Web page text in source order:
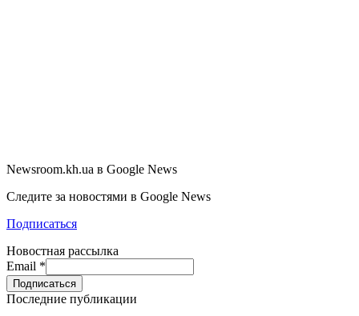
Newsroom.kh.ua в Google News
Следите за новостями в Google News
Подписаться
Новостная рассылка
Email *
Последние публикации